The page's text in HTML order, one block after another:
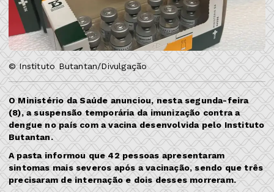
© Instituto Butantan/Divulgação
O Ministério da Saúde anunciou, nesta segunda-feira
(8), a suspensão temporária da imunização contra a
dengue no país com a vacina desenvolvida pelo Instituto
Butantan.
A pasta informou que 42 pessoas apresentaram
sintomas mais severos após a vacinação, sendo que três
precisaram de internação e dois desses morreram.